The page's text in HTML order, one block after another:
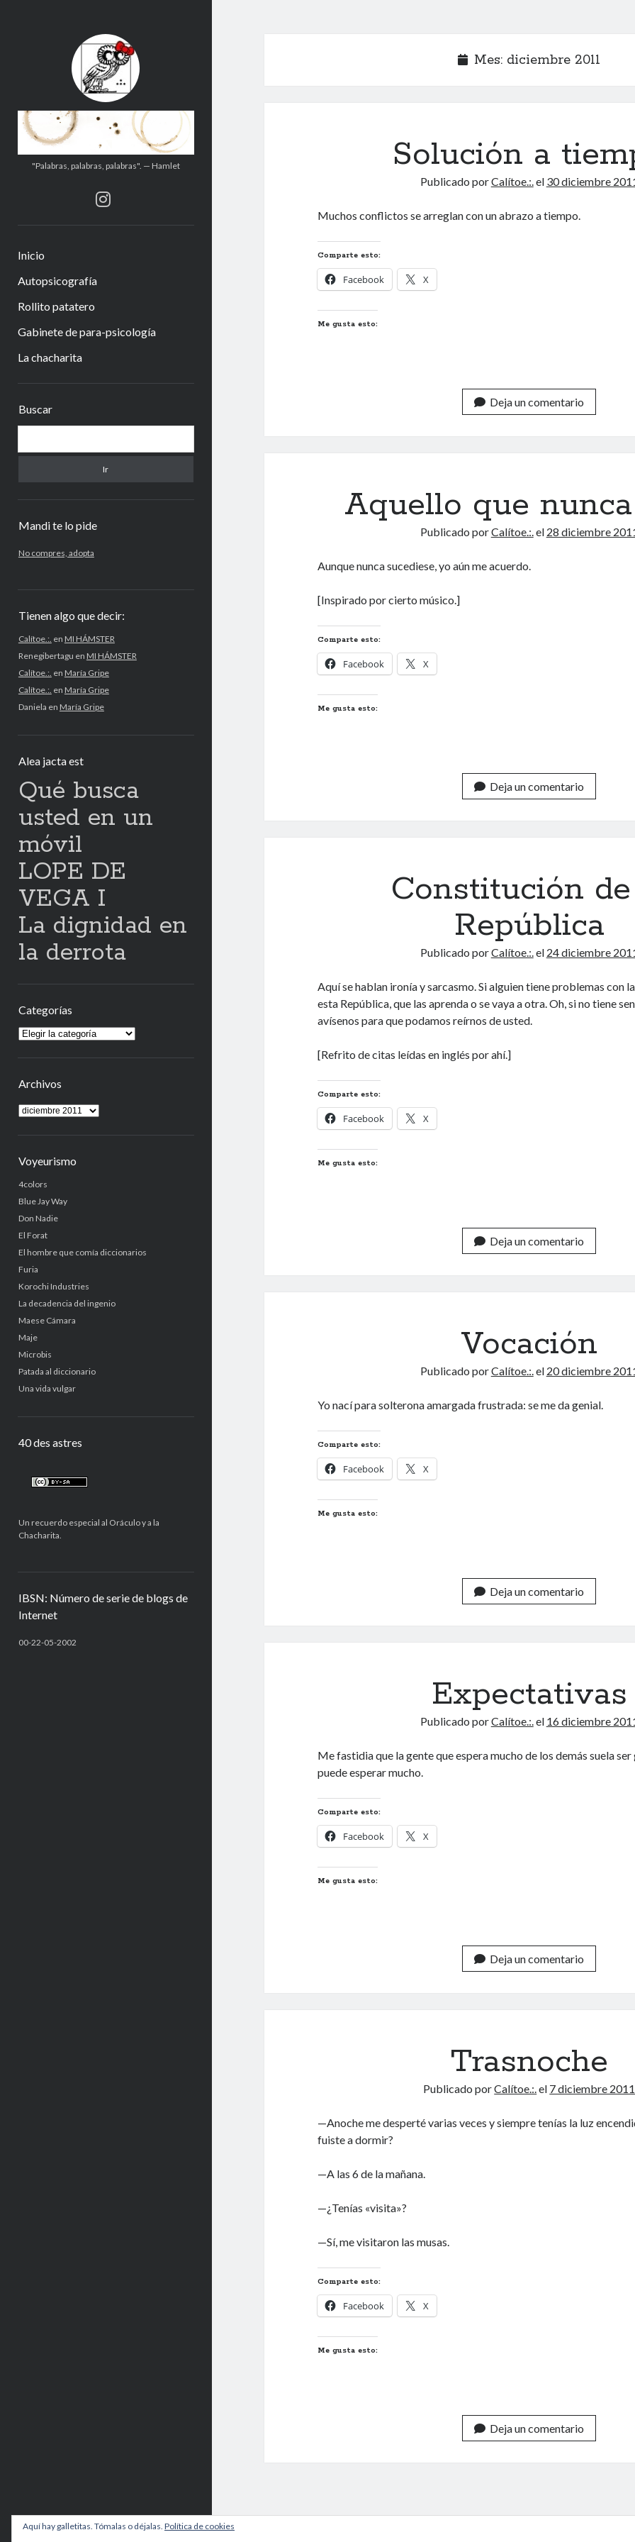
.:.Calito(h)eces.:.
"Palabras, palabras, palabras". — Hamlet
instagram
Inicio
Autopsicografía
Rollito patatero
Gabinete de para-psicología
La chacharita
lateral
Buscar
Mandi te lo pide
No compres, adopta
Tienen algo que decir:
Calítoe.:. en MI HÁMSTER
Renegibertagu en MI HÁMSTER
Calítoe.:. en María Gripe
Calítoe.:. en María Gripe
Daniela en María Gripe
Alea jacta est
Qué busca
usted en un
móvil
LOPE DE
VEGA I
La dignidad en
la derrota
Categorías
Categorías
Archivos
Archivos
Voyeurismo
4colors
Blue Jay Way
Don Nadie
El Forat
El hombre que comía diccionarios
Furia
Korochi Industries
La decadencia del ingenio
Maese Cámara
Maje
Microbis
Patada al diccionario
Una vida vulgar
40 des astres
Un recuerdo especial al Oráculo y a la
Chacharita.
IBSN: Número de serie de blogs de
Internet
00-22-05-2002
Mes: diciembre 2011
Solución a
Publicado porCalítoe.:.el 30 diciembre
Muchos conflictos se arreglan con un abrazo a tiempo.
Comparte esto:
Facebook X
Me gusta esto:
Deja un comentario
Aquello que
Publicado porCalítoe.:.el 28 diciembre
Aunque nunca sucediese, yo aún me acuerdo.
[Inspirado por cierto músico.]
Comparte esto:
Facebook X
Me gusta esto:
Deja un comentario
Constitución
República
Publicado porCalítoe.:.el 24 diciembre
Aquí se hablan ironía y sarcasmo. Si alguien tiene problemas con
esta República, que las aprenda o se vaya a otra. Oh, si no tiene
avísenos para que podamos reírnos de usted.
[Refrito de citas leídas en inglés por ahí.]
Comparte esto:
Facebook X
Me gusta esto:
Deja un comentario
Vocación
Publicado porCalítoe.:.el 20 diciembre
Yo nací para solterona amargada frustrada: se me da genial.
Comparte esto:
Facebook X
Me gusta esto:
Deja un comentario
Expectativas
Publicado porCalítoe.:.el 16 diciembre
Me fastidia que la gente que espera mucho de los demás suela ser
puede esperar mucho.
Comparte esto:
Facebook X
Me gusta esto:
Deja un comentario
Trasnoche
Publicado porCalítoe.:.el 7 diciembre 2011
—Anoche me desperté varias veces y siempre tenías la luz
fuiste a dormir?
—A las 6 de la mañana.
—¿Tenías «visita»?
—Sí, me visitaron las musas.
Comparte esto:
Facebook X
Me gusta esto:
Deja un comentario
Aquí hay galletitas. Tómalas o déjalas. Política de cookies